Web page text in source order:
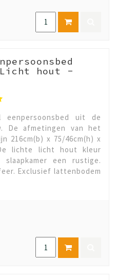
Licht hout -
eenpersoonsbed uit de
De afmetingen van het
216cm(b) x 75/46cm(h) x
lichte licht hout kleur
een rustige.
Exclusief lattenbodem